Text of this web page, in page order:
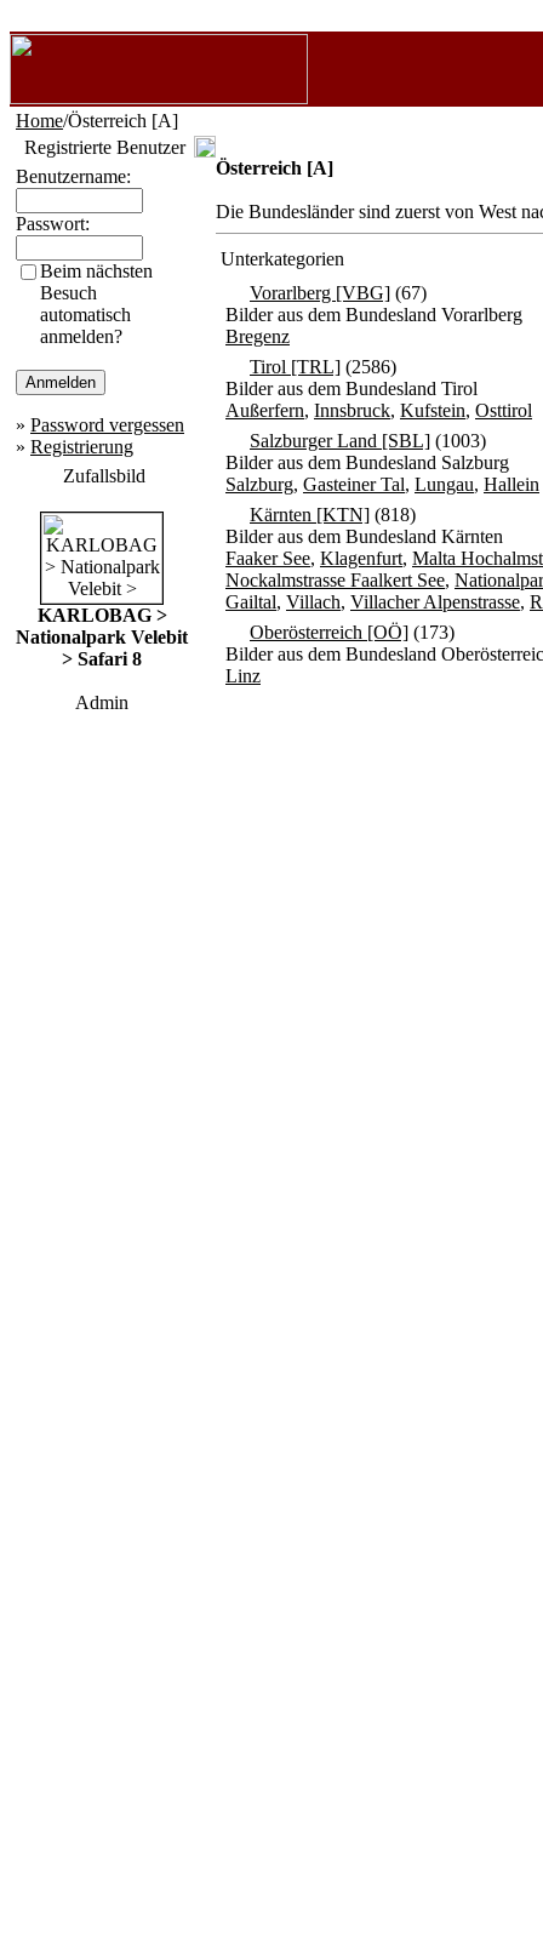
Home/Österreich [A]
Registrierte Benutzer
Benutzername:
Passwort:
Beim nächsten
Besuch
automatisch
anmelden?
» Password vergessen
» Registrierung
Zufallsbild
KARLOBAG >
Nationalpark Velebit
> Safari 8
Admin
Österreich [A]
Die Bundesländer sind zuerst von West
Unterkategorien
Vorarlberg [VBG] (67)
Bilder aus dem Bundesland Vorarlberg
Bregenz
Tirol [TRL] (2586)
Bilder aus dem Bundesland Tirol
Außerfern, Innsbruck, Kufstein, Osttirol
Salzburger Land [SBL] (1003)
Bilder aus dem Bundesland Salzburg
Salzburg, Gasteiner Tal, Lungau, Hallein
Kärnten [KTN] (818)
Bilder aus dem Bundesland Kärnten
Faaker See, Klagenfurt, Malta
Nockalmstrasse Faalkert See,
Gailtal, Villach, Villacher Alpenstrasse,
Oberösterreich [OÖ] (173)
Bilder aus dem Bundesland
Linz